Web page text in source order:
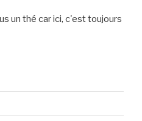
un thé car ici, c'est toujours